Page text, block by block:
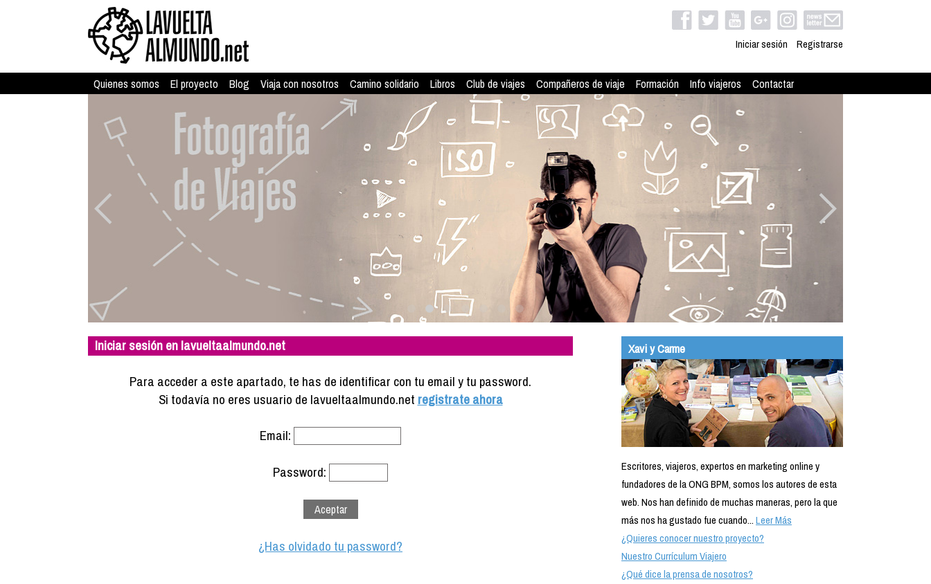
Iniciar sesión Registrarse
Quienes somos El proyecto Blog Viaja con nosotros Camino solidario Libros Club de viajes Compañeros de viaje Formación Info viajeros Contactar
Iniciar sesión en lavueltaalmundo.net
Para acceder a este apartado, te has de identificar con tu email y tu password.
Si todavía no eres usuario de lavueltaalmundo.net registrate ahora
Email:
Password:
¿Has olvidado tu password?
Xavi y Carme
Escritores, viajeros, expertos en marketing online y
fundadores de la ONG BPM, somos los autores de esta
web. Nos han definido de muchas maneras, pero la que
más nos ha gustado fue cuando...Leer Más
¿Quieres conocer nuestro proyecto?
Nuestro Currículum Viajero
¿Qué dice la prensa de nosotros?